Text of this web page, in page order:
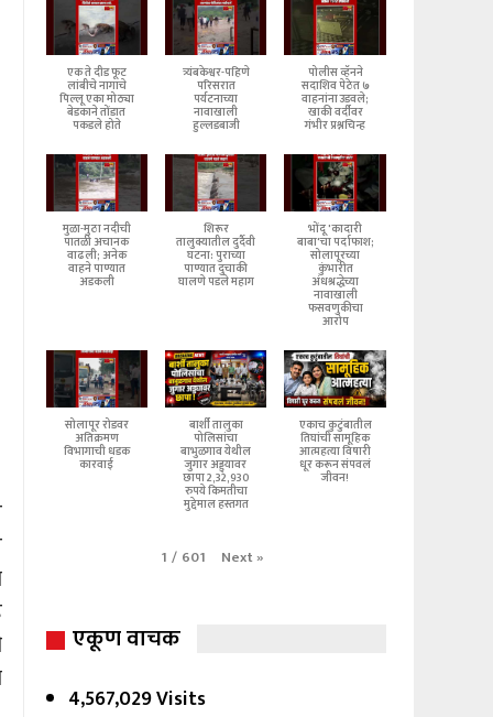
एक ते दीड फूट
लांबीचे नागाचे
पिल्लू एका मोठ्या
बेडकाने तोंडात
पकडले होते
त्र्यंबकेश्वर-पहिणे
परिसरात
पर्यटनाच्या
नावाखाली
हुल्लडबाजी
पोलीस व्हॅनने
सदाशिव पेठेत ७
वाहनांना उडवले;
खाकी वर्दीवर
गंभीर प्रश्नचिन्ह
मुळा-मुठा नदीची
पातळी अचानक
वाढली; अनेक
वाहने पाण्यात
अडकली
शिरूर
तालुक्यातील दुर्दैवी
घटना: पुराच्या
पाण्यात दुचाकी
घालणे पडले महाग
भोंदू 'कादारी
बाबा'चा पर्दाफाश;
सोलापूरच्या
कुंभारीत
अंधश्रद्धेच्या
नावाखाली
फसवणुकीचा
आरोप
सोलापूर रोडवर
अतिक्रमण
विभागाची धडक
कारवाई
बार्शी तालुका
पोलिसांचा
बाभुळगाव येथील
जुगार अड्ड्यावर
छापा 2,32,930
रुपये किमतीचा
मुद्देमाल हस्तगत
एकाच कुटुंबातील
तिघांची सामूहिक
आत्महत्या विषारी
धूर करून संपवलं
जीवन!
1 / 601 Next»
एकूण वाचक
4,567,029 Visits